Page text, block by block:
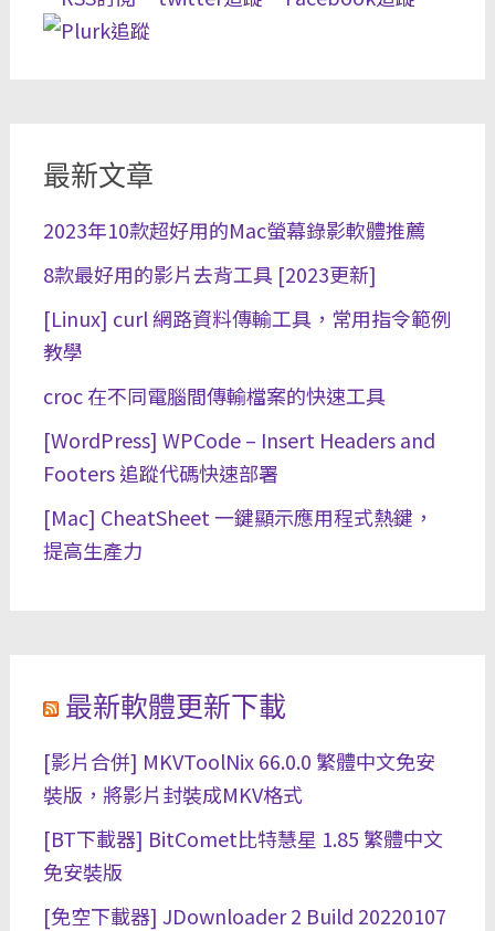
最新文章
2023年10款超好用的Mac螢幕錄影軟體推薦
8款最好用的影片去背工具 [2023更新]
[Linux] curl 網路資料傳輸工具，常用指令範例
教學
croc 在不同電腦間傳輸檔案的快速工具
[WordPress] WPCode – Insert Headers and
Footers 追蹤代碼快速部署
[Mac] CheatSheet 一鍵顯示應用程式熱鍵，
提高生產力
最新軟體更新下載
[影片合併] MKVToolNix 66.0.0 繁體中文免安
裝版，將影片封裝成MKV格式
[BT下載器] BitComet比特慧星 1.85 繁體中文
免安裝版
[免空下載器] JDownloader 2 Build 20220107